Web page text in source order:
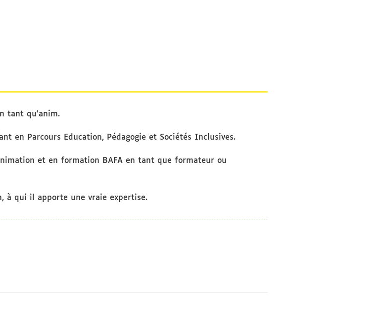
tant qu'anim.
en Parcours Education, Pédagogie et Sociétés Inclusives.
et en formation BAFA en tant que formateur ou
à qui il apporte une vraie expertise.